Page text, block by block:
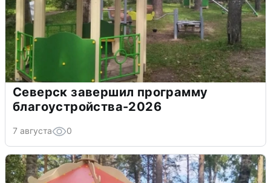
Северск завершил программу
благоустройства-2026
7 августа 0